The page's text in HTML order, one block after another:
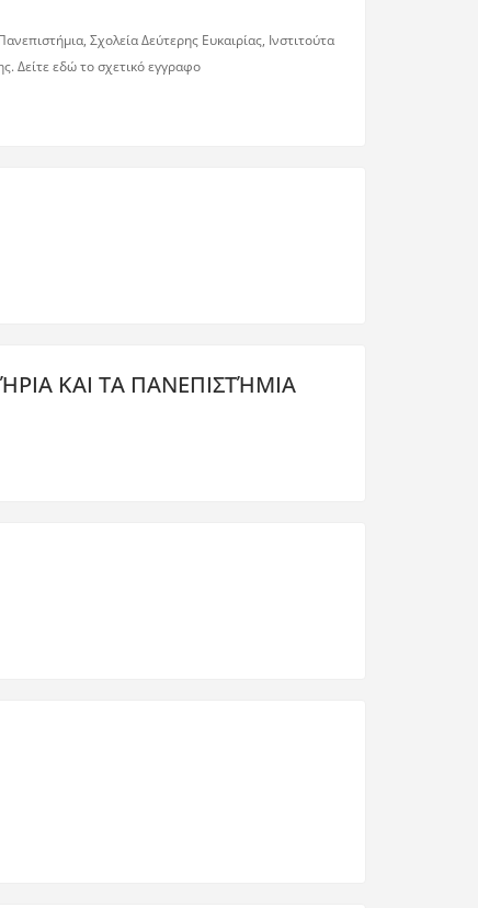
Σχολεία Δεύτερης Ευκαιρίας, Ινστιτούτα
Δείτε εδώ το σχετικό εγγραφο
ΚΑΙ ΤΑ ΠΑΝΕΠΙΣΤΉΜΙΑ